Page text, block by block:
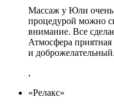
Массаж у Юли очень
процедурой можно
внимание. Все
Атмосфера
и доброжелательный.
,
«Релакс»